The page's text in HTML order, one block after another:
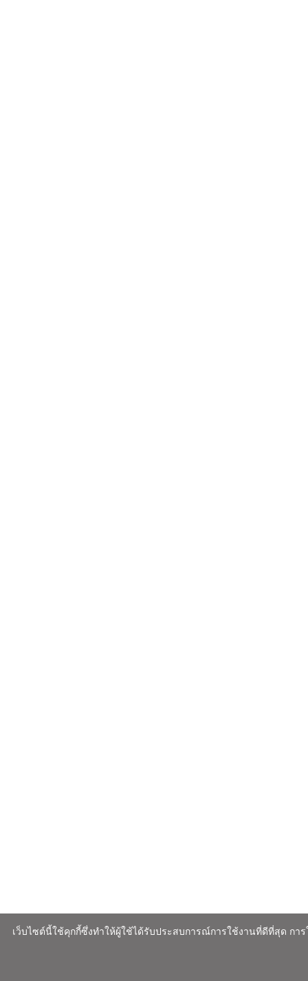
เว็บไซต์นี้ใช้คุกกี้ซึ่งทำให้ผู้ใช้ได้รับประสบการณ์การใช้งานที่ดีที่สุด กา